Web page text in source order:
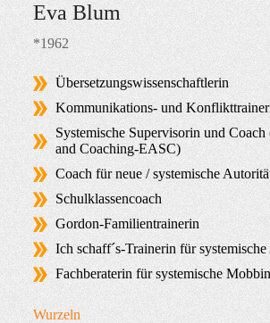
Eva Blum
*1962
Übersetzungswissenschaftlerin
Kommunikations- und
Systemische Supervisorin und
and Coaching-EASC)
Coach für neue / systemische
Schulklassencoach
Gordon-Familientrainerin
Ich schaff´s-Trainerin für
Fachberaterin für systemische
Wurzeln